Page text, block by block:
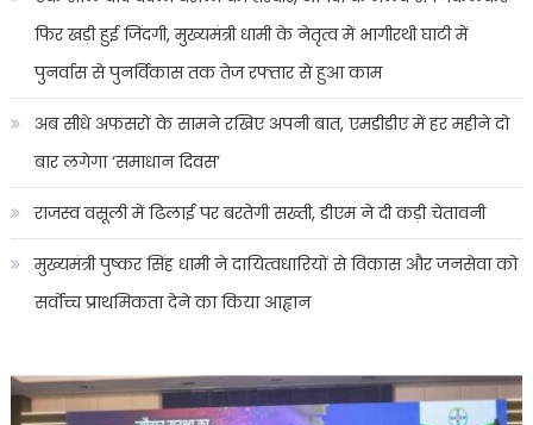
फिर खड़ी हुई जिंदगी, मुख्यमंत्री धामी के नेतृत्व में भागीरथी घाटी में
पुनर्वास से पुनर्विकास तक तेज रफ्तार से हुआ काम
अब सीधे अफसरों के सामने रखिए अपनी बात, एमडीडीए में हर महीने दो
बार लगेगा ‘समाधान दिवस’
राजस्व वसूली में ढिलाई पर बरतेगी सख्ती, डीएम ने दी कड़ी चेतावनी
मुख्यमंत्री पुष्कर सिंह धामी ने दायित्वधारियों से विकास और जनसेवा को
सर्वोच्च प्राथमिकता देने का किया आह्वान